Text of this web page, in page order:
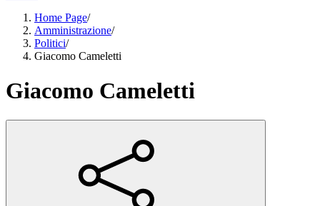
Home Page/
Amministrazione/
Politici/
Giacomo Cameletti
Giacomo Cameletti